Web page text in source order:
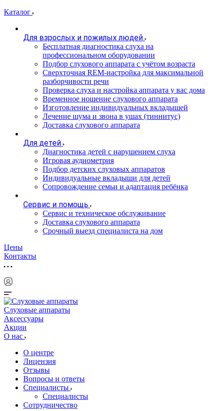
Каталог
Для взрослых и пожилых людей
Бесплатная диагностика слуха на
профессиональном оборудовании
Подбор слухового аппарата с учётом возраста
Сверхточная REM-настройка для максимальной
разборчивости речи
Проверка слуха и настройка аппарата у вас дома
Временное ношение слухового аппарата
Изготовление индивидуальных вкладышей
Лечение шума и звона в ушах (тиннитус)
Доставка слухового аппарата
Для детей
Диагностика детей с нарушением слуха
Игровая аудиометрия
Подбор детских слуховых аппаратов
Индивидуальные вкладыши для детей
Сопровождение семьи и адаптация ребёнка
Сервис и помощь
Сервис и техническое обслуживание
Доставка слухового аппарата
Срочный выезд специалиста на дом
Цены
Контакты
Слуховые аппараты
Аксессуары
Акции
О нас
О центре
Лицензия
Отзывы
Вопросы и ответы
Специалисты
Специалисты
Сотрудничество